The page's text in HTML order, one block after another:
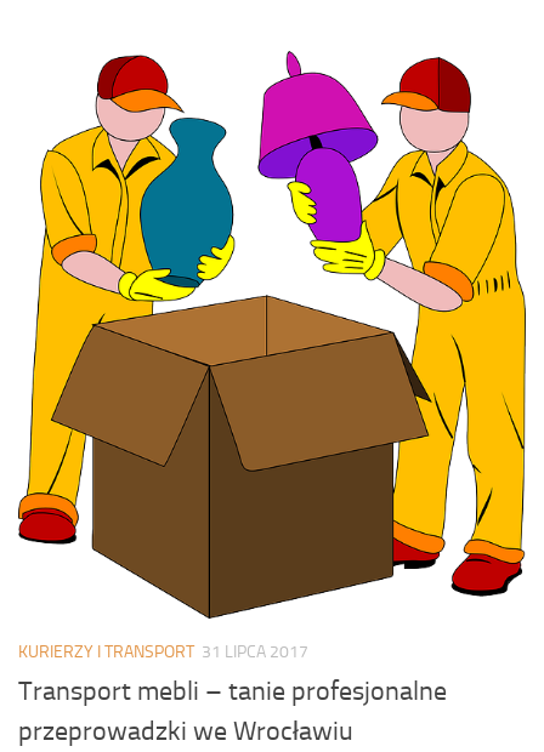
KURIERZY I TRANSPORT 31 LIPCA 2017
Transport mebli – tanie profesjonalne
przeprowadzki we Wrocławiu